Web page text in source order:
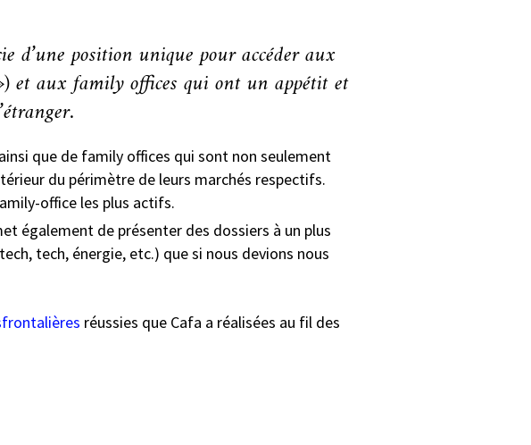
d’une position unique pour accéder aux
et aux family offices qui ont un appétit et
que de family offices qui sont non seulement
du périmètre de leurs marchés respectifs.
office les plus actifs.
également de présenter des dossiers à un plus
tech, énergie, etc.) que si nous devions nous
réussies que Cafa a réalisées au fil des